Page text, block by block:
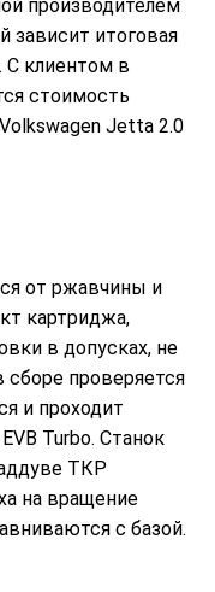
производителем
зависит итоговая
С клиентом в
стоимость
Jetta 2.0
от ржавчины и
картриджа,
в допусках, не
проверяется
и проходит
Turbo. Станок
ТКР
на вращение
с базой.